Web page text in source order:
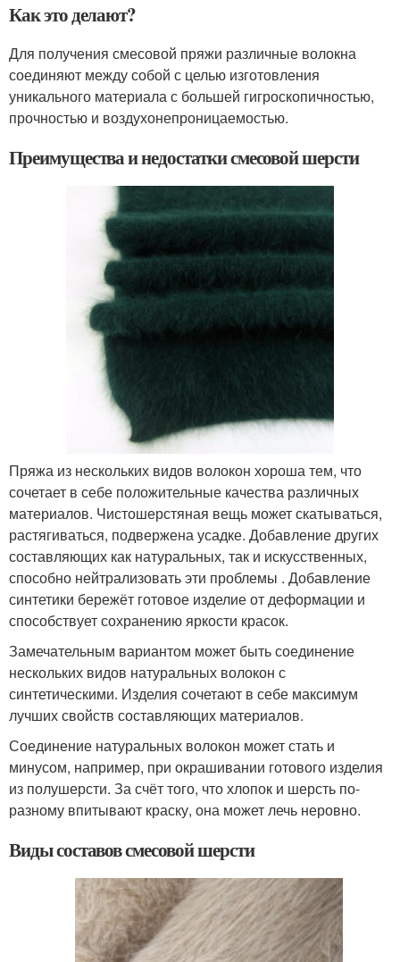
Как это делают?
Для получения смесовой пряжи различные волокна
соединяют между собой с целью изготовления
уникального материала с большей гигроскопичностью,
прочностью и воздухонепроницаемостью.
Преимущества и недостатки смесовой шерсти
Пряжа из нескольких видов волокон хороша тем, что
сочетает в себе положительные качества различных
материалов. Чистошерстяная вещь может скатываться,
растягиваться, подвержена усадке. Добавление других
составляющих как натуральных, так и искусственных,
способно нейтрализовать эти проблемы . Добавление
синтетики бережёт готовое изделие от деформации и
способствует сохранению яркости красок.
Замечательным вариантом может быть соединение
нескольких видов натуральных волокон с
синтетическими. Изделия сочетают в себе максимум
лучших свойств составляющих материалов.
Соединение натуральных волокон может стать и
минусом, например, при окрашивании готового изделия
из полушерсти. За счёт того, что хлопок и шерсть по-
разному впитывают краску, она может лечь неровно.
Виды составов смесовой шерсти